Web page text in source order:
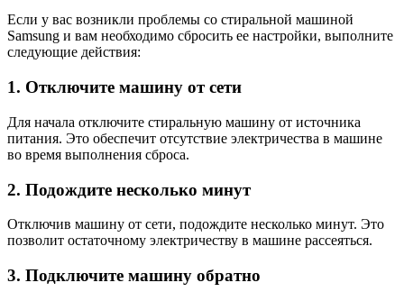
Если у вас возникли проблемы со стиральной машиной
Samsung и вам необходимо сбросить ее настройки, выполните
следующие действия:
1. Отключите машину от сети
Для начала отключите стиральную машину от источника
питания. Это обеспечит отсутствие электричества в машине
во время выполнения сброса.
2. Подождите несколько минут
Отключив машину от сети, подождите несколько минут. Это
позволит остаточному электричеству в машине рассеяться.
3. Подключите машину обратно